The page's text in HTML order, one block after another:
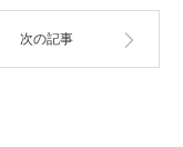
次の記事